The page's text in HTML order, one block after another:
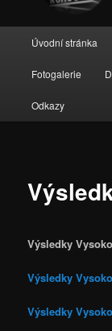
navigační
Úvodní stránka
Fotogalerie
Odkazy
Výsledky
Výsledky
Výsledky